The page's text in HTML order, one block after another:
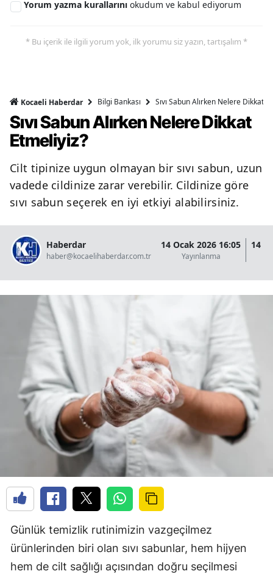
Yorum yazma kurallarını okudum ve kabul ediyorum
* Bu içerik ile ilgili yorum yok, ilk yorumu siz yazın, tartışalım *
Kocaeli Haberdar Bilgi Bankası Sıvı Sabun Alırken Nelere Dikkat
Sıvı Sabun Alırken Nelere Dikkat
Etmeliyiz?
Cilt tipinize uygun olmayan bir sıvı sabun, uzun
vadede cildinize zarar verebilir. Cildinize göre
sıvı sabun seçerek en iyi etkiyi alabilirsiniz.
Haberdar
haber@kocaelihaberdar.com.tr
14 Ocak 2026 16:05
Yayınlanma
14
Günlük temizlik rutinimizin vazgeçilmez
ürünlerinden biri olan sıvı sabunlar, hem hijyen
hem de cilt sağlığı açısından doğru seçilmesi